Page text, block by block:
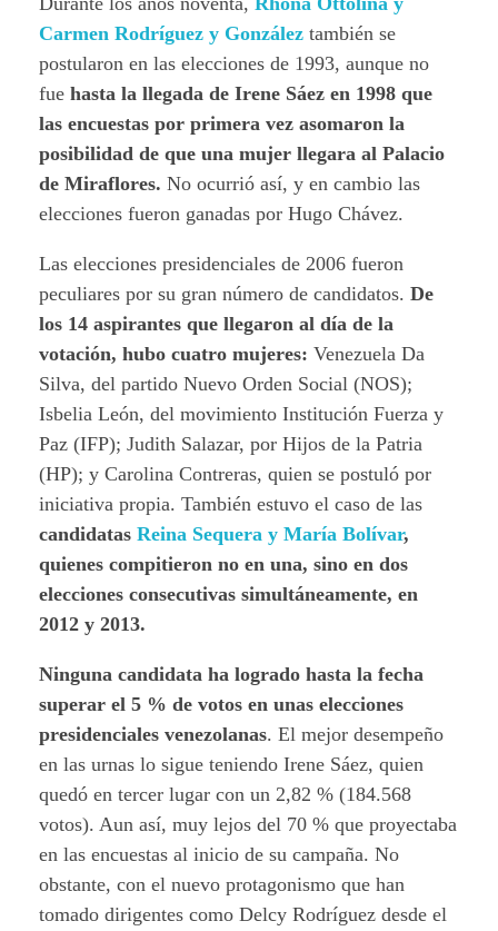
Carmen Rodríguez y González también se
postularon en las elecciones de 1993, aunque no
fue hasta la llegada de Irene Sáez en 1998 que
las encuestas por primera vez asomaron la
posibilidad de que una mujer llegara al Palacio
de Miraflores. No ocurrió así, y en cambio las
elecciones fueron ganadas por Hugo Chávez.
Las elecciones presidenciales de 2006 fueron
peculiares por su gran número de candidatos. De
los 14 aspirantes que llegaron al día de la
votación, hubo cuatro mujeres: Venezuela Da
Silva, del partido Nuevo Orden Social (NOS);
Isbelia León, del movimiento Institución Fuerza y
Paz (IFP); Judith Salazar, por Hijos de la Patria
(HP); y Carolina Contreras, quien se postuló por
iniciativa propia. También estuvo el caso de las
candidatas Reina Sequera y María Bolívar,
quienes compitieron no en una, sino en dos
elecciones consecutivas simultáneamente, en
2012 y 2013.
Ninguna candidata ha logrado hasta la fecha
superar el 5 % de votos en unas elecciones
presidenciales venezolanas. El mejor desempeño
en las urnas lo sigue teniendo Irene Sáez, quien
quedó en tercer lugar con un 2,82 % (184.568
votos). Aun así, muy lejos del 70 % que proyectaba
en las encuestas al inicio de su campaña. No
obstante, con el nuevo protagonismo que han
tomado dirigentes como Delcy Rodríguez desde el